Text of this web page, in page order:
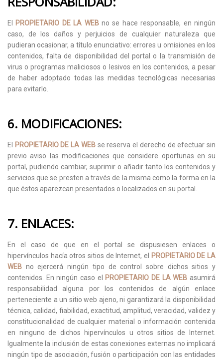
El PROPIETARIO DE LA WEBno se hace responsable, en ningún
caso, de los daños y perjuicios de cualquier naturaleza que
pudieran ocasionar, a título enunciativo: errores u omisiones en los
contenidos, falta de disponibilidad del portal o la transmisión de
virus o programas maliciosos o lesivos en los contenidos, a pesar
de haber adoptado todas las medidas tecnológicas necesarias
para evitarlo.
6. MODIFICACIONES:
El PROPIETARIO DE LA WEBse reserva el derecho de efectuar sin
previo aviso las modificaciones que considere oportunas en su
portal, pudiendo cambiar, suprimir o añadir tanto los contenidos y
servicios que se presten a través de la misma como la forma en la
que éstos aparezcan presentados o localizados en su portal.
7. ENLACES:
En el caso de que en el portal se dispusiesen enlaces o
hipervínculos hacía otros sitios de Internet, el
PROPIETARIO DE LA
WEB no ejercerá ningún tipo de control sobre dichos sitios y
contenidos. En ningún caso el
PROPIETARIO DE LA WEB asumirá
responsabilidad alguna por los contenidos de algún enlace
perteneciente a un sitio web ajeno, ni garantizará la disponibilidad
técnica, calidad, fiabilidad, exactitud, amplitud, veracidad, validez y
constitucionalidad de cualquier material o información contenida
en ninguno de dichos hipervínculos u otros sitios de Internet.
Igualmente la inclusión de estas conexiones externas no implicará
ningún tipo de asociación, fusión o participación con las entidades